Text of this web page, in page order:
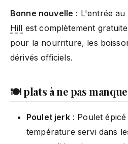
Bonne nouvelle : L'entrée au
Hill est complètement
pour la nourriture, les
dérivés officiels.
🍽️ plats à ne pas
Poulet jerk: Poulet épicé
température servi dans